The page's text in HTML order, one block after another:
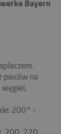
Bayern
pieców na
200° -